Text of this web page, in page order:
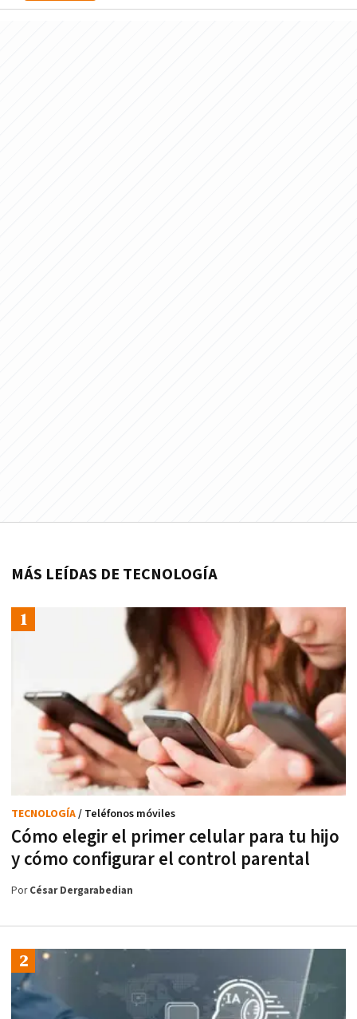
MÁS LEÍDAS DE TECNOLOGÍA
Cómo elegir el primer celular para tu hijo
y cómo configurar el control parental
TECNOLOGÍA/ Teléfonos móviles
PorCésar Dergarabedian